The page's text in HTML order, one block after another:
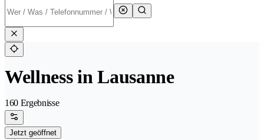
Wellness in Lausanne
160 Ergebnisse
Jetzt geöffnet